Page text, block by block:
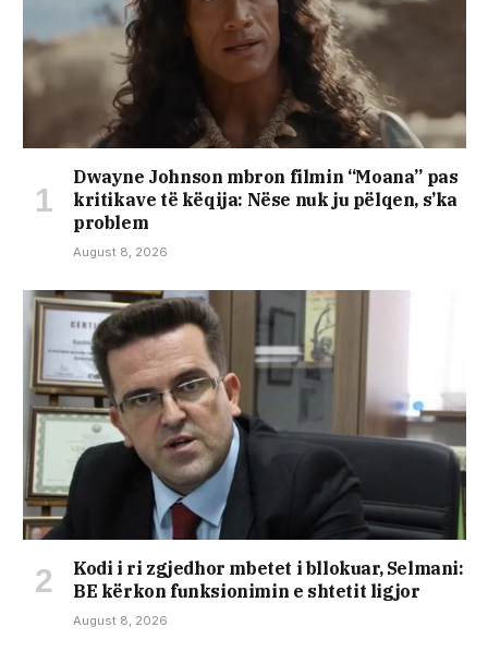
Dwayne Johnson mbron filmin “Moana” pas
kritikave të këqija: Nëse nuk ju pëlqen, s’ka
problem
August 8, 2026
Kodi i ri zgjedhor mbetet i bllokuar, Selmani:
BE kërkon funksionimin e shtetit ligjor
August 8, 2026